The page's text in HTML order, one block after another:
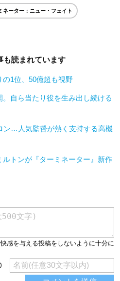
ネーター：ニュー・フェイト
も読まれています
の1位、50億超も視野
自ら当たり役を生み出し続ける
ン…人気監督が熱く支持する高機
トンが『ターミネーター』新作